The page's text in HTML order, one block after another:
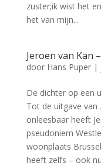
zuster;ik wist het
het van mijn...
Jeroen van Kan
door Hans Puper|
De dichter op een
Tot de uitgave van
onleesbaar heeft
pseudoniem
woonplaats
heeft zelfs – ook